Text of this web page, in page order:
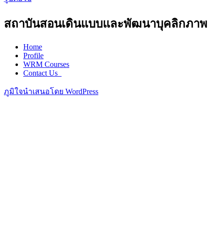
สถาบันสอนเดินแบบและพัฒนาบุคลิกภาพ
Home
Profile
WRM Courses
Contact Us_
ภูมิใจนำเสนอโดย WordPress